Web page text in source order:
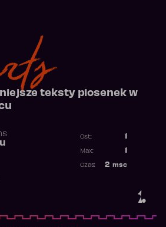
teksty piosenek w
1.
Ost.:
Max:
2 msc
Czas: